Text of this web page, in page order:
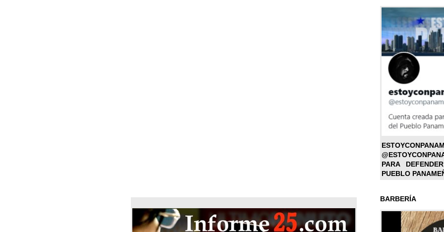
PARA
PUEBLO
BARBERÍA